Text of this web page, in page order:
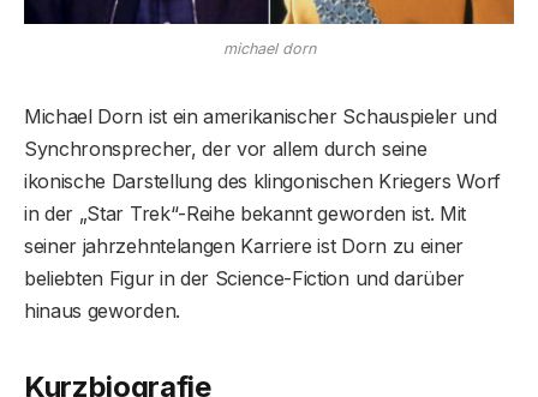
michael dorn
Michael Dorn ist ein amerikanischer Schauspieler und
Synchronsprecher, der vor allem durch seine
ikonische Darstellung des klingonischen Kriegers Worf
in der „Star Trek“-Reihe bekannt geworden ist. Mit
seiner jahrzehntelangen Karriere ist Dorn zu einer
beliebten Figur in der Science-Fiction und darüber
hinaus geworden.
Kurzbiografie